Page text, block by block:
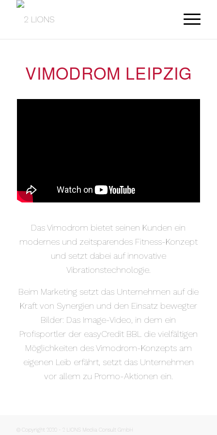
VIMODROM LEIPZIG
Das Vimodrom bietet seinen Kunden ein
modernes und zeitsparendes Fitness-Konzept
und setzt dabei auf innovative
Vibrationstechnologie.
Beim Marketing setzt das Unternehmen auf die
Kraft von Synergien und den Einsatz bewegter
Bilder: Das Image-Video, in dem ein
Profisportler der easyCredit BBL die vielfältigen
Möglichkeiten des Vimodrom-Konzepts am
eigenen Leib erfährt, setzt das Unternehmen
vor allem zu Promo-Aktionen ein.
© Copyright 2020 - 2 LIONS Media Consult GmbH